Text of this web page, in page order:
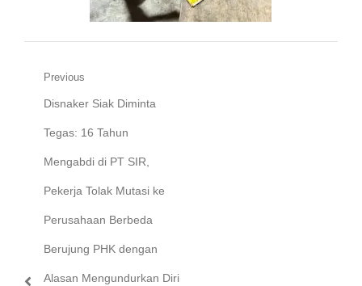
Navigasi
pos
Previous
Previous
post:
Disnaker Siak Diminta
Tegas: 16 Tahun
Mengabdi di PT SIR,
Pekerja Tolak Mutasi ke
Perusahaan Berbeda
Berujung PHK dengan
Alasan Mengundurkan Diri